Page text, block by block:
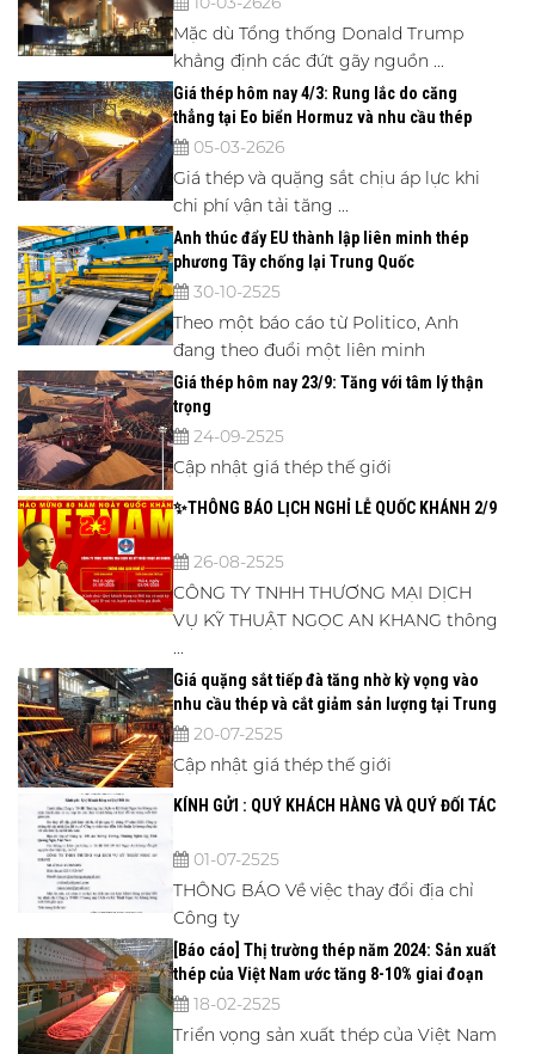
Mặc dù Tổng thống Donald Trump
khẳng định các đứt gãy nguồn ...
Giá thép hôm nay 4/3: Rung lắc do căng
thẳng tại Eo biển Hormuz và nhu cầu thép
Trung Quốc suy yếu
05-03-2626
Giá thép và quặng sắt chịu áp lực khi
chi phí vận tải tăng ...
Anh thúc đẩy EU thành lập liên minh thép
phương Tây chống lại Trung Quốc
30-10-2525
Theo một báo cáo từ Politico, Anh
đang theo đuổi một liên minh
Giá thép hôm nay 23/9: Tăng với tâm lý thận
trọng
24-09-2525
Cập nhật giá thép thế giới
✨THÔNG BÁO LỊCH NGHỈ LỄ QUỐC KHÁNH 2/9
26-08-2525
CÔNG TY TNHH THƯƠNG MẠI DỊCH
VỤ KỸ THUẬT NGỌC AN KHANG thông
Giá quặng sắt tiếp đà tăng nhờ kỳ vọng vào
nhu cầu thép và cắt giảm sản lượng tại Trung
Quốc.20-07-2525
Cập nhật giá thép thế giới
KÍNH GỬI : QUÝ KHÁCH HÀNG VÀ QUÝ ĐỐI TÁC
01-07-2525
THÔNG BÁO Về việc thay đổi địa chỉ
Công ty
[Báo cáo] Thị trường thép năm 2024: Sản xuất
thép của Việt Nam ước tăng 8-10% giai đoạn
2025 - 2026
18-02-2525
Triển vọng sản xuất thép của Việt Nam